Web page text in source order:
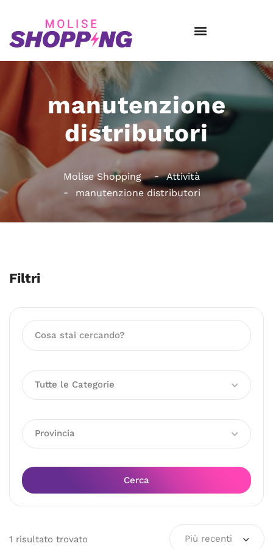
manutenzione
distributori
Molise Shopping
Attività
manutenzione distributori
Filtri
Tutte le Categorie
Provincia
Cerca
1 risultato trovato Più recenti